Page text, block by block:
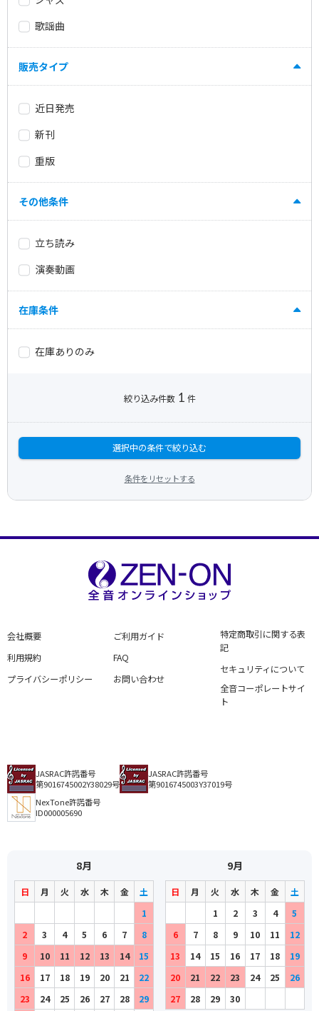
歌謡曲
販売タイプ
近日発売
新刊
重版
その他条件
立ち読み
演奏動画
在庫条件
在庫ありのみ
絞り込み件数 1 件
選択中の条件で絞り込む
条件をリセットする
会社概要
利用規約
プライバシーポリシー
ご利用ガイド
FAQ
お問い合わせ
特定商取引に関する表
記
セキュリティについて
全音コーポレートサイ
ト
JASRAC許諾番号
第9016745002Y38029号
JASRAC許諾番号
第9016745003Y37019号
NexTone許諾番号
ID000005690
8月
日 月 火 水 木 金
土
1
2
3 4 5 6 7
8
9
10 11 12 13 14
15
16
17 18 19 20 21
22
23
24 25 26 27 28 29
9月
日 月 火 水 木 金
土
1
2 3 4
5
6
7 8 9 10 11
12
13
14 15 16 17 18
19
20
21 22 23 24 25
26
27
28 29 30